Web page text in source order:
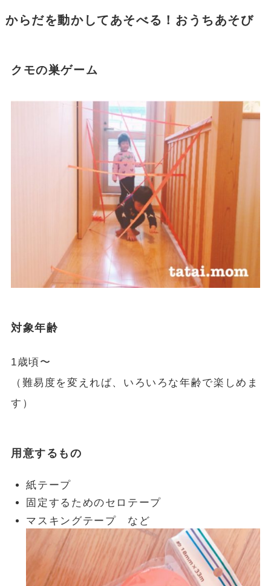
からだを動かしてあそべる！おうちあそび
クモの巣ゲーム
対象年齢
1歳頃〜
（難易度を変えれば、いろいろな年齢で楽しめま
す）
用意するもの
紙テープ
固定するためのセロテープ
マスキングテープ など